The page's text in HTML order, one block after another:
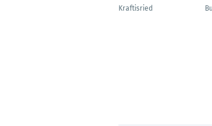
Kraftisried